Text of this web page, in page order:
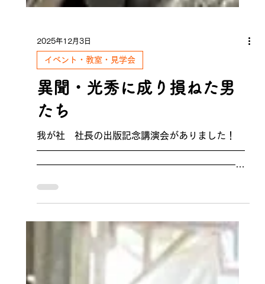
イベント・教室・見学会